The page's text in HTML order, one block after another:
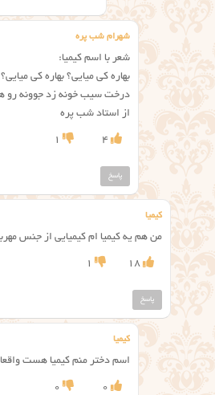
شهرام شب پره
شعر با اسم کیمیا:
بهاره کی میایی؟ بهاره کی میایی؟
درخت سیب خونه زد جوونه رو
از استاد شب پره
4
1
پاسخ
کیمیا
من هم یه کیمیا ام کیمیایی از جنس
18
1
پاسخ
کیمیا
اسم دختر منم کیمیا هست
0
0